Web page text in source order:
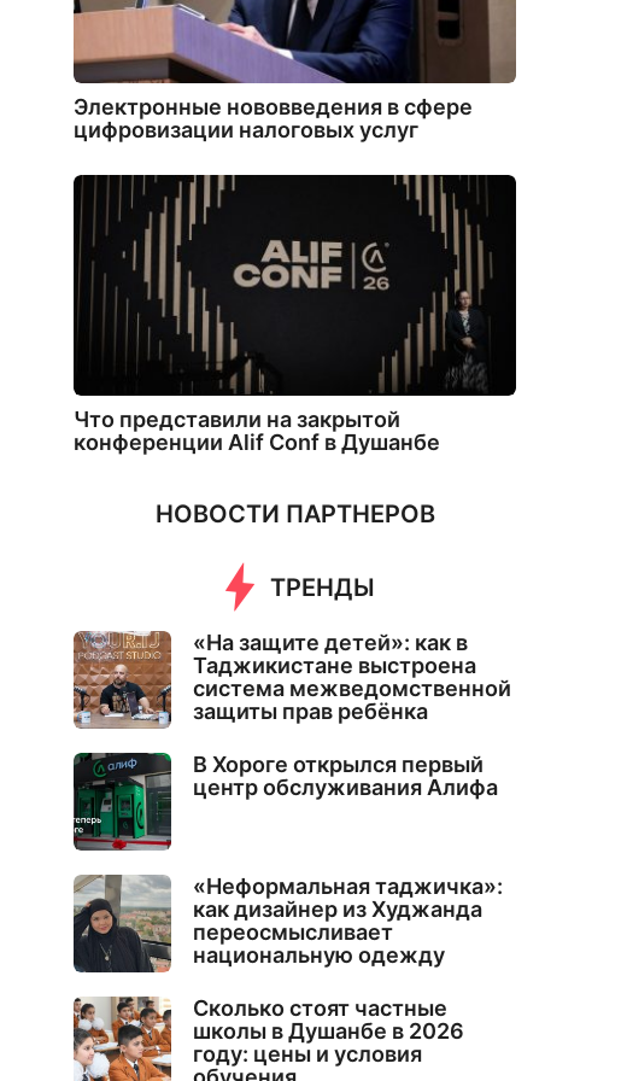
Электронные нововведения в сфере
цифровизации налоговых услуг
Что представили на закрытой
конференции Alif Conf в Душанбе
НОВОСТИ ПАРТНЕРОВ
ТРЕНДЫ
«На защите детей»: как в
Таджикистане выстроена
система межведомственной
защиты прав ребёнка
В Хороге открылся первый
центр обслуживания Алифа
«Неформальная таджичка»:
как дизайнер из Худжанда
переосмысливает
национальную одежду
Сколько стоят частные
школы в Душанбе в 2026
году: цены и условия